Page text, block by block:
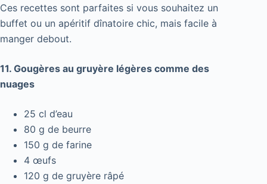
Ces recettes sont parfaites si vous souhaitez un
buffet ou un apéritif dînatoire chic, mais facile à
manger debout.
11. Gougères au gruyère légères comme des
nuages
25 cl d’eau
80 g de beurre
150 g de farine
4 œufs
120 g de gruyère râpé